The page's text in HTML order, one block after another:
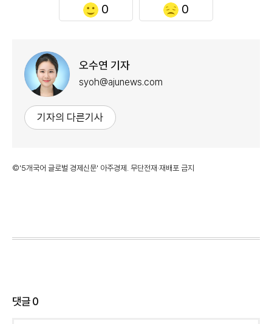
0 0
오수연 기자
syoh@ajunews.com
기자의 다른기사
©'5개국어 글로벌 경제신문' 아주경제. 무단전재·재배포 금지
댓글0